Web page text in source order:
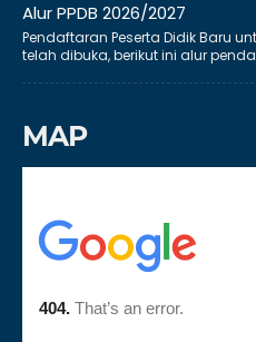
Alur PPDB 2026/2027
Pendaftaran Peserta Didik Baru
telah dibuka, berikut ini alur
MAP